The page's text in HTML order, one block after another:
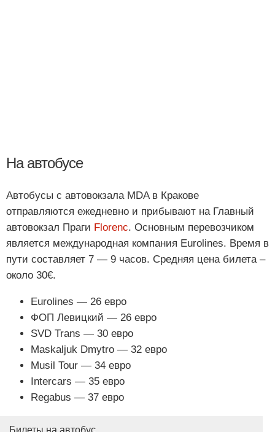
На автобусе
Автобусы с автовокзала MDA в Кракове
отправляются ежедневно и прибывают на Главный
автовокзал Праги Florenc. Основным перевозчиком
является международная компания Eurolines. Время в
пути составляет 7 — 9 часов. Средняя цена билета –
около 30€.
Eurolines — 26 евро
ФОП Левицкий — 26 евро
SVD Trans — 30 евро
Maskaljuk Dmytro — 32 евро
Musil Tour — 34 евро
Intercars — 35 евро
Regabus — 37 евро